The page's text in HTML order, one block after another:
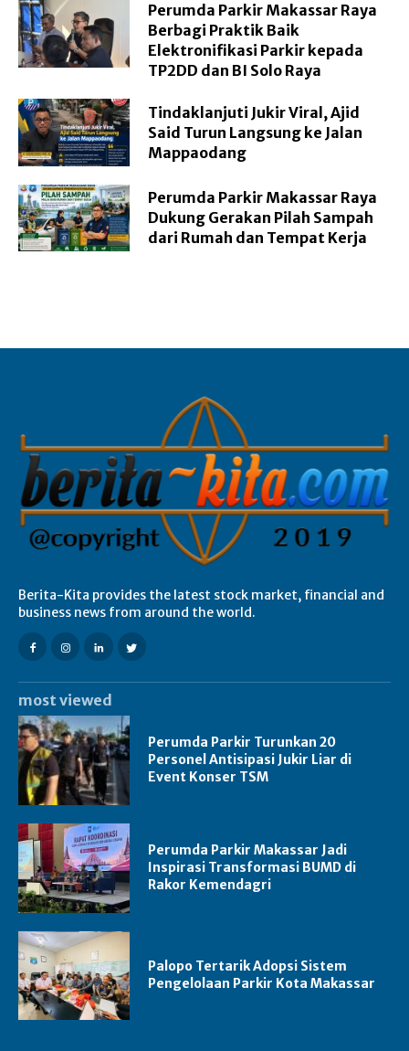
Perumda Parkir Makassar Raya
Berbagi Praktik Baik
Elektronifikasi Parkir kepada
TP2DD dan BI Solo Raya
Tindaklanjuti Jukir Viral, Ajid
Said Turun Langsung ke Jalan
Mappaodang
Perumda Parkir Makassar Raya
Dukung Gerakan Pilah Sampah
dari Rumah dan Tempat Kerja
Berita-Kita provides the latest stock market, financial and
business news from around the world.
most viewed
Perumda Parkir Turunkan 20
Personel Antisipasi Jukir Liar di
Event Konser TSM
Perumda Parkir Makassar Jadi
Inspirasi Transformasi BUMD di
Rakor Kemendagri
Palopo Tertarik Adopsi Sistem
Pengelolaan Parkir Kota Makassar